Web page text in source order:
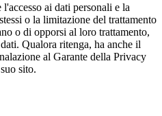
ai dati personali e la
o la limitazione del trattamento
o di opporsi al loro trattamento,
Qualora ritenga, ha anche il
al Garante della Privacy
sito.